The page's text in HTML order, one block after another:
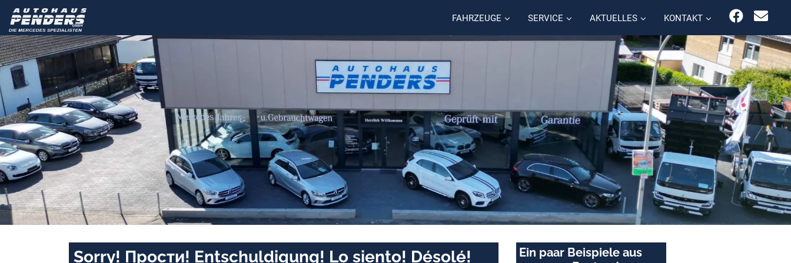
FAHRZEUGE SERVICE AKTUELLES KONTAKT
Sorry! Прости! Entschuldigung! Lo siento! Désolé!
Ein paar Beispiele aus